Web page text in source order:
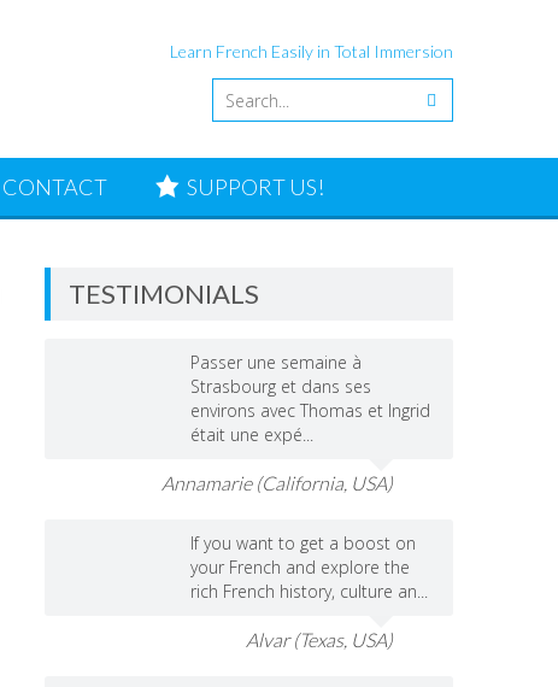
Learn French Easily in Total Immersion
CONTACT SUPPORT US!
TESTIMONIALS
Passer une semaine à
Strasbourg et dans ses
environs avec Thomas et Ingrid
était une expé...
Annamarie (California, USA)
If you want to get a boost on
your French and explore the
rich French history, culture an...
Alvar (Texas, USA)